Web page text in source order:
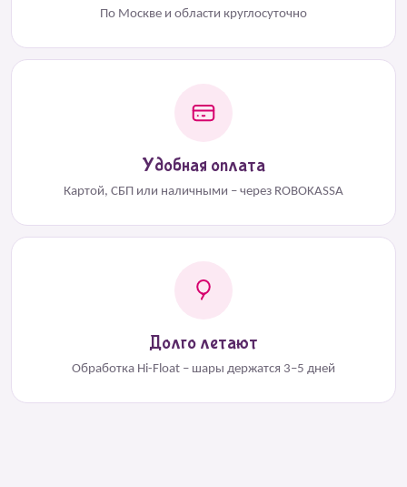
По Москве и области круглосуточно
Удобная оплата
Картой, СБП или наличными – через ROBOKASSA
Долго летают
Обработка Hi-Float – шары держатся 3–5 дней